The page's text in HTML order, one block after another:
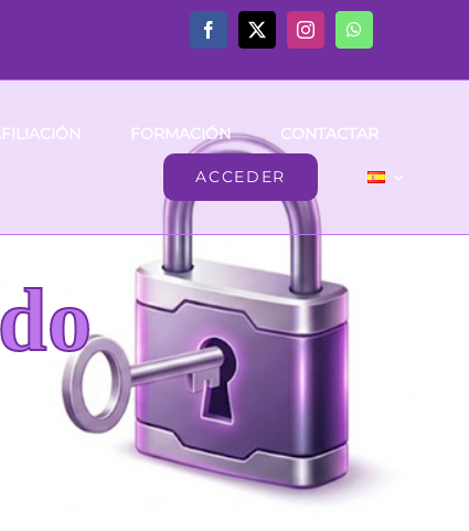
FORMACIÓN CONTACTAR
ACCEDER